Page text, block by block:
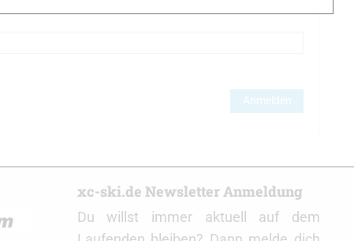
Anmelden
xc-ski.de Newsletter Anmeldung
Du willst immer aktuell auf dem